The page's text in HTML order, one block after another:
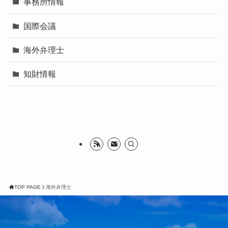
国際会議
海外弁理士
知財情報
TOP PAGE 海外弁理士